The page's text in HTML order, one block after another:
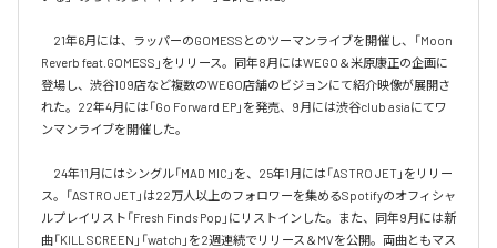
21年6月には、ラッパーのGOMESSとのツーマンライブを開催し、「Moon
Reverb feat.GOMESS」をリリース。同年8月にはWEGO＆米原康正の企画に
登場し、渋谷109店など複数のWEGO店舗のビジョンにて紹介映像が展開さ
れた。22年4月には「Go Forward EP」を発売、9月には渋谷club asiaにてワ
ンマンライブを開催した。
24年11月にはシングル「MAD MIC」を、25年1月には「ASTRO JET」をリリー
ス。「ASTRO JET」は22万人以上のフォロワーを集めるSpotifyのオフィシャ
ルプレイリスト「Fresh Finds Pop」にリストインした。また、同年9月には新
曲「KILL SCREEN」「watch」を2週連続でリリース＆MVを公開。両曲ともマス